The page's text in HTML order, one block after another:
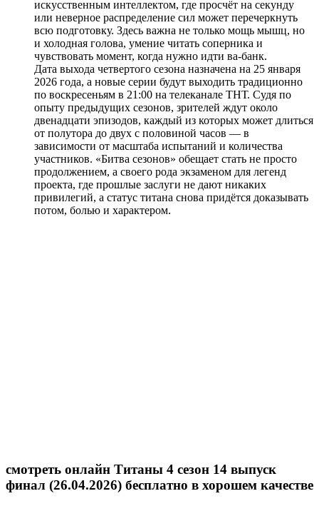
искусственным интеллектом, где просчёт на секунду
или неверное распределение сил может перечеркнуть
всю подготовку. Здесь важна не только мощь мышц, но
и холодная голова, умение читать соперника и
чувствовать момент, когда нужно идти ва-банк.
Дата выхода четвертого сезона назначена на 25 января
2026 года, а новые серии будут выходить традиционно
по воскресеньям в 21:00 на телеканале ТНТ. Судя по
опыту предыдущих сезонов, зрителей ждут около
двенадцати эпизодов, каждый из которых может длиться
от полутора до двух с половиной часов — в
зависимости от масштаба испытаний и количества
участников. «Битва сезонов» обещает стать не просто
продолжением, а своего рода экзаменом для легенд
проекта, где прошлые заслуги не дают никаких
привилегий, а статус титана снова придётся доказывать
потом, болью и характером.
смотреть онлайн Титаны 4 сезон 14 выпуск
финал (26.04.2026) бесплатно в хорошем качестве